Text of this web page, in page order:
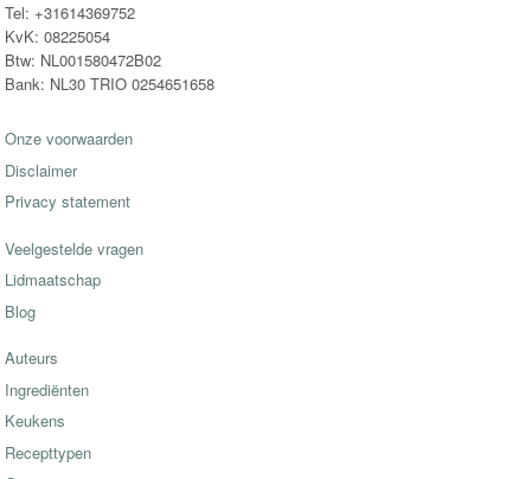
Tel: +31614369752
KvK: 08225054
Btw: NL001580472B02
Bank: NL30 TRIO 0254651658
Onze voorwaarden
Disclaimer
Privacy statement
Veelgestelde vragen
Lidmaatschap
Blog
Auteurs
Ingrediënten
Keukens
Recepttypen